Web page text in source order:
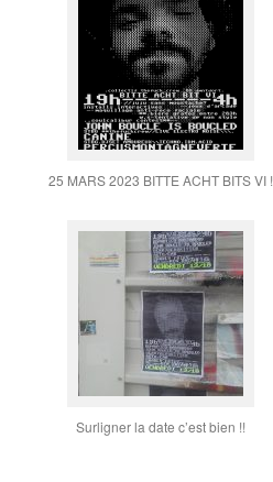
25 MARS 2023 BITTE ACHT BITS VI !
Surligner la date c’est bien !!